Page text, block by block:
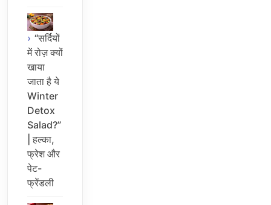
“सर्दियों
में रोज़ क्यों
खाया
जाता है ये
Winter
Detox
Salad?”
| हल्का,
फ्रेश और
पेट-
फ्रेंडली